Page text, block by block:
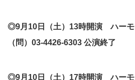
◎9月10日（土）13時開演ハー
（問）03-4426-6303 公演終了
◎9月10日（土）17時開演ハー